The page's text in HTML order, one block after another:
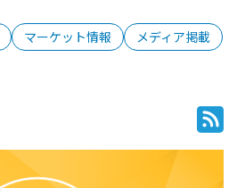
マーケット情報 メディア掲載